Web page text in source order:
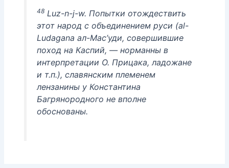
48Luz-n-j-w. Попытки отождествить
этот народ с объединением руси (al-
Ludagana ал-Мас’уди, совершившие
поход на Каспий, — норманны в
интерпретации О. Прицака, ладожане
и т.п.), славянским племенем
лензанины у Константина
Багрянородного не вполне
обоснованы.